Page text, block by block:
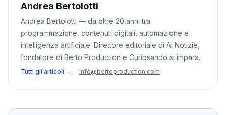
Andrea Bertolotti
Andrea Bertolotti — da oltre 20 anni tra
programmazione, contenuti digitali, automazione e
intelligenza artificiale. Direttore editoriale di AI Notizie,
fondatore di Berto Production e Curiosando si impara.
Tutti gli articoli → · info@bertoproduction.com